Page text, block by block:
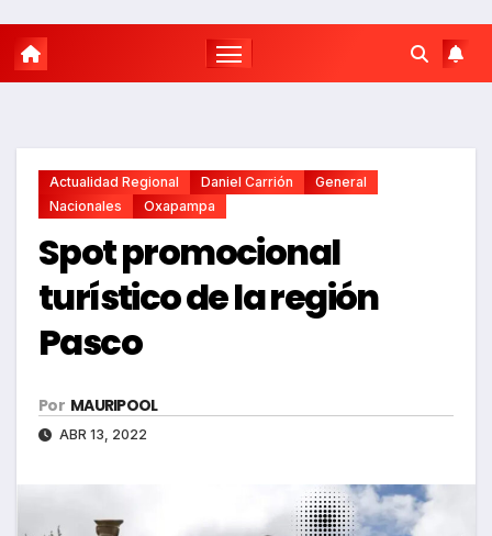
Actualidad Regional Daniel Carrión
General
Nacionales
Oxapampa
Spot promocional
turístico de la región
Pasco
Por MAURIPOOL
ABR 13, 2022